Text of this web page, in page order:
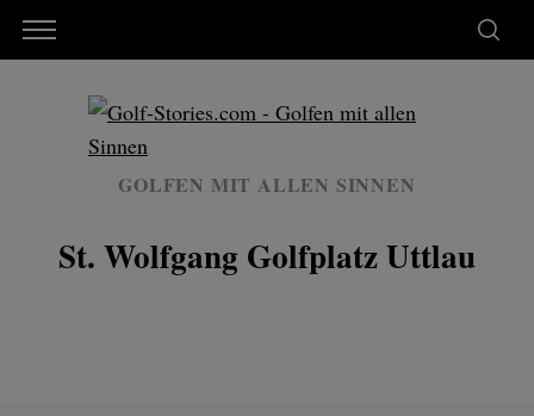
GOLFEN MIT ALLEN SINNEN
St. Wolfgang Golfplatz Uttlau